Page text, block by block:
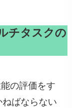
チタスクの
の評価をす
ばならない